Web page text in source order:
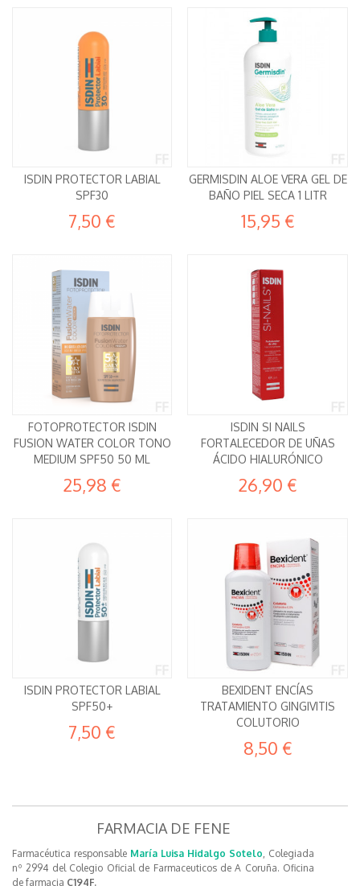
ISDIN PROTECTOR LABIAL
SPF30
7,50 €
GERMISDIN ALOE VERA GEL DE
BAÑO PIEL SECA 1 LITR
15,95 €
FOTOPROTECTOR ISDIN
FUSION WATER COLOR TONO
MEDIUM SPF50 50 ML
25,98 €
ISDIN SI NAILS
FORTALECEDOR DE UÑAS
ÁCIDO HIALURÓNICO
26,90 €
ISDIN PROTECTOR LABIAL
SPF50+
7,50 €
BEXIDENT ENCÍAS
TRATAMIENTO GINGIVITIS
COLUTORIO
8,50 €
FARMACIA DE FENE
Farmacéutica responsable María Luisa Hidalgo Sotelo, Colegiada
nº 2994 del Colegio Oficial de Farmaceuticos de A Coruña. Oficina
de farmacia C194F.